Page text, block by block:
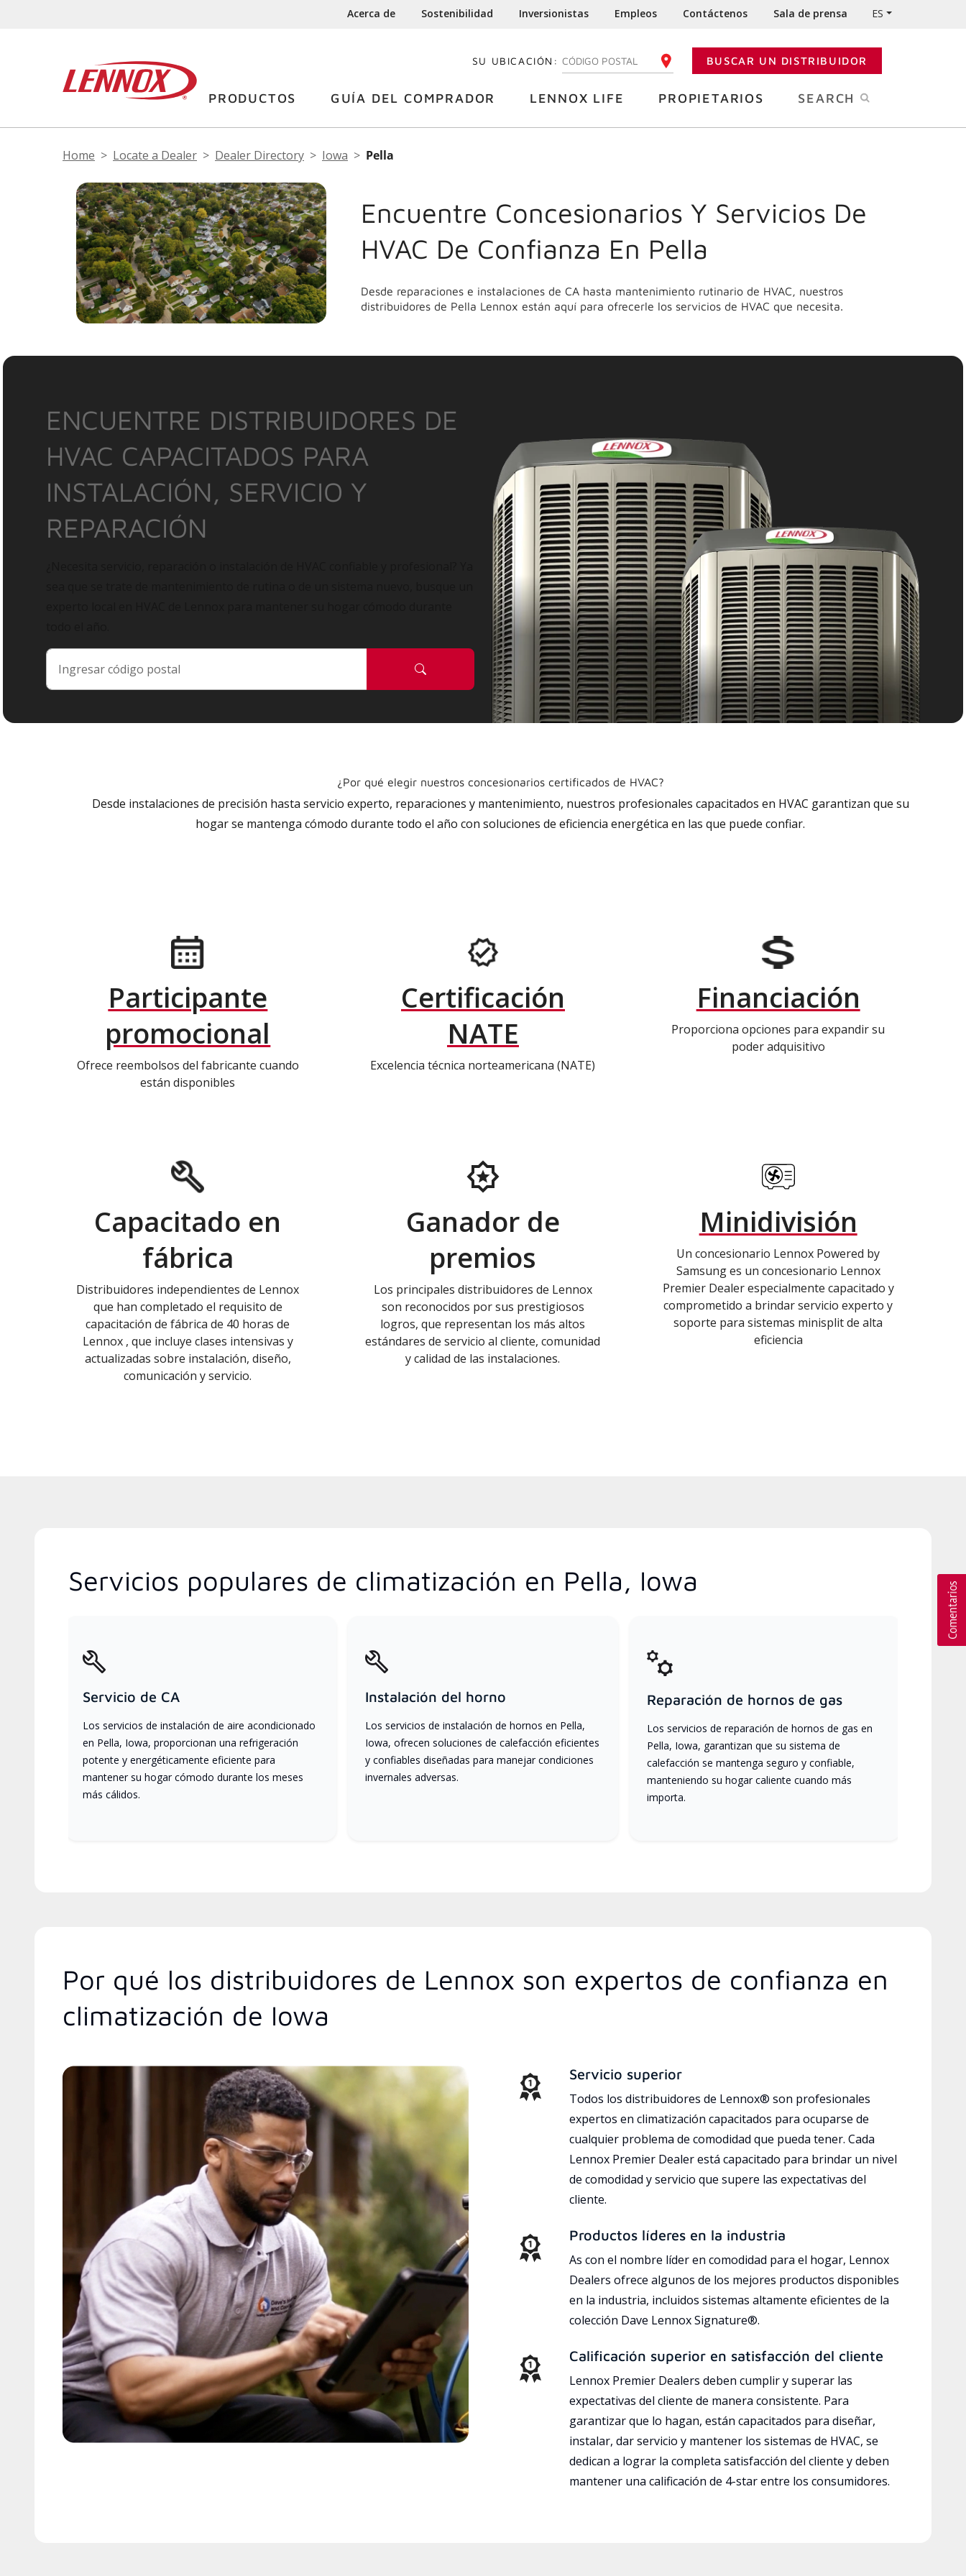
Acerca de Sostenibilidad Inversionistas Empleos Contáctenos Sala de prensa ES
SU UBICACIÓN: INGRESE SU CÓDIGO POSTAL BUSCAR UN DISTRIBUIDOR
PRODUCTOS GUÍA DEL COMPRADOR LENNOX LIFE PROPIETARIOS SEARCH
Home Locate a Dealer Dealer Directory Iowa Pella
Encuentre Concesionarios Y Servicios De
HVAC De Confianza En Pella
Desde reparaciones e instalaciones de CA hasta mantenimiento rutinario de HVAC, nuestros
distribuidores de Pella Lennox están aquí para ofrecerle los servicios de HVAC que necesita.
ENCUENTRE DISTRIBUIDORES DE
HVAC CAPACITADOS PARA
INSTALACIÓN, SERVICIO Y
REPARACIÓN
¿Por qué elegir nuestros concesionarios certificados de HVAC?
Desde instalaciones de precisión hasta servicio experto, reparaciones y mantenimiento, nuestros profesionales capacitados en HVAC garantizan que su
hogar se mantenga cómodo durante todo el año con soluciones de eficiencia energética en las que puede confiar.
Participante
promocional
Ofrece reembolsos del fabricante cuando
están disponibles
Certificación
NATE
Excelencia técnica norteamericana (NATE)
Financiación
Proporciona opciones para expandir su
poder adquisitivo
Capacitado en
fábrica
Distribuidores independientes de Lennox
que han completado el requisito de
capacitación de fábrica de 40 horas de
Lennox , que incluye clases intensivas y
actualizadas sobre instalación, diseño,
comunicación y servicio.
Ganador de
premios
Los principales distribuidores de Lennox
son reconocidos por sus prestigiosos
logros, que representan los más altos
estándares de servicio al cliente, comunidad
y calidad de las instalaciones.
Minidivisión
Un concesionario Lennox Powered by
Samsung es un concesionario Lennox
Premier Dealer especialmente capacitado y
comprometido a brindar servicio experto y
soporte para sistemas minisplit de alta
eficiencia
Servicios populares de climatización en Pella, Iowa
Servicio de CA
Los servicios de instalación de aire acondicionado
en Pella, Iowa, proporcionan una refrigeración
potente y energéticamente eficiente para
mantener su hogar cómodo durante los meses
más cálidos.
Instalación del horno
Los servicios de instalación de hornos en Pella,
Iowa, ofrecen soluciones de calefacción eficientes
y confiables diseñadas para manejar condiciones
invernales adversas.
Reparación de hornos de gas
Los servicios de reparación de hornos de gas en
Pella, Iowa, garantizan que su sistema de
calefacción se mantenga seguro y confiable,
manteniendo su hogar caliente cuando más
importa.
Por qué los distribuidores de Lennox son expertos de confianza en
climatización de Iowa
Servicio superior
Todos los distribuidores de Lennox® son profesionales
expertos en climatización capacitados para ocuparse de
cualquier problema de comodidad que pueda tener. Cada
Lennox Premier Dealer está capacitado para brindar un nivel
de comodidad y servicio que supere las expectativas del
cliente.
Productos líderes en la industria
As con el nombre líder en comodidad para el hogar, Lennox
Dealers ofrece algunos de los mejores productos disponibles
en la industria, incluidos sistemas altamente eficientes de la
colección Dave Lennox Signature®.
Calificación superior en satisfacción del cliente
Lennox Premier Dealers deben cumplir y superar las
expectativas del cliente de manera consistente. Para
garantizar que lo hagan, están capacitados para diseñar,
instalar, dar servicio y mantener los sistemas de HVAC, se
dedican a lograr la completa satisfacción del cliente y deben
mantener una calificación de 4-star entre los consumidores.